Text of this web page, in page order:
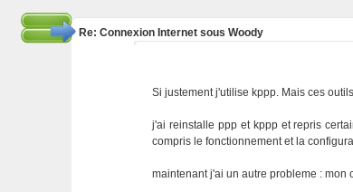
Re: Connexion Internet sous Woody
Si justement j'utilise kppp. Mais ces
j'ai reinstalle ppp et kppp et repris
compris le fonctionnement et la
maintenant j'ai un autre probleme : mon